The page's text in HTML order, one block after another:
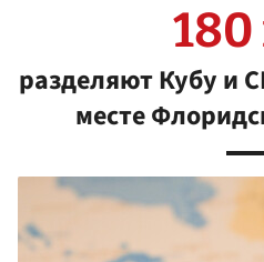
разделяют Кубу и
месте